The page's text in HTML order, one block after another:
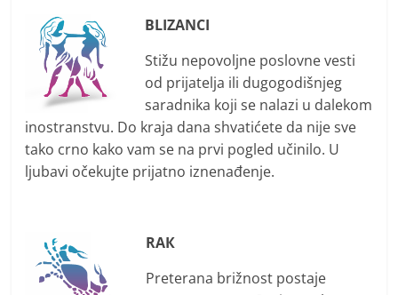
BLIZANCI
Stižu nepovoljne poslovne vesti
od prijatelja ili dugogodišnjeg
saradnika koji se nalazi u dalekom
inostranstvu. Do kraja dana shvatićete da nije sve
tako crno kako vam se na prvi pogled učinilo. U
ljubavi očekujte prijatno iznenađenje.
RAК
Preterana brižnost postaje